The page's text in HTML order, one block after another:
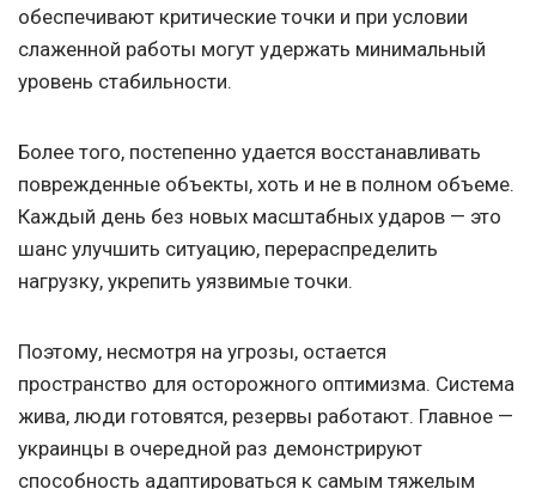
обеспечивают критические точки и при условии
слаженной работы могут удержать минимальный
уровень стабильности.
Более того, постепенно удается восстанавливать
поврежденные объекты, хоть и не в полном объеме.
Каждый день без новых масштабных ударов — это
шанс улучшить ситуацию, перераспределить
нагрузку, укрепить уязвимые точки.
Поэтому, несмотря на угрозы, остается
пространство для осторожного оптимизма. Система
жива, люди готовятся, резервы работают. Главное —
украинцы в очередной раз демонстрируют
способность адаптироваться к самым тяжелым